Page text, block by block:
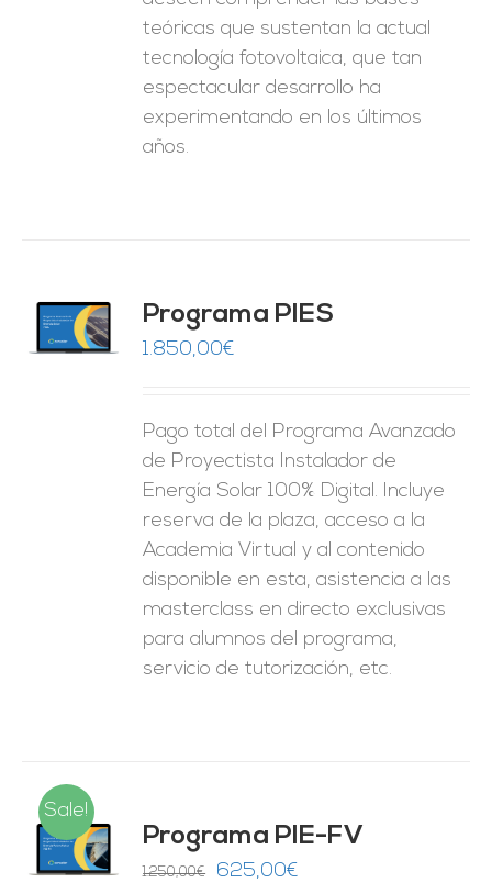
teóricas que sustentan la actual
tecnología fotovoltaica, que tan
espectacular desarrollo ha
experimentando en los últimos
años.
Programa PIES
1.850,00€
Pago total del Programa Avanzado
de Proyectista Instalador de
Energía Solar 100% Digital. Incluye
reserva de la plaza, acceso a la
Academia Virtual y al contenido
disponible en esta, asistencia a las
masterclass en directo exclusivas
para alumnos del programa,
servicio de tutorización, etc.
Sale!
Programa PIE-FV
1.250,00€
El
625,00€